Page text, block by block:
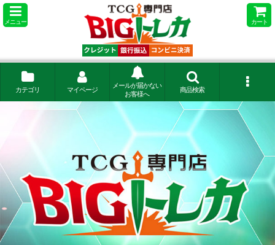
メニュー カート
カテゴリ マイページ
メールが届かない
お客様へ
商品検索